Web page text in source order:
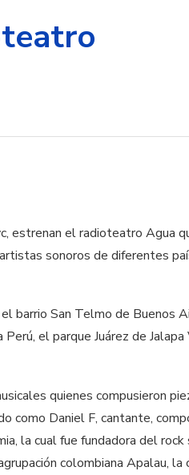
estrenan el radioteatro Agua
sonoros de diferentes
barrio San Telmo de Buenos
el parque Juárez de Jalapa
quienes compusieron
como Daniel F, cantante,
la cual fue fundadora del
colombiana Apalau, la